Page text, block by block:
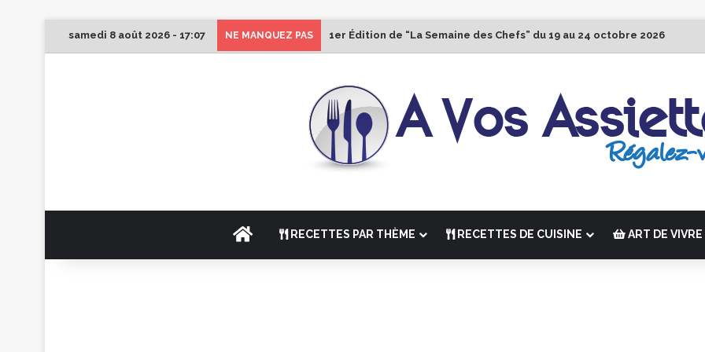
samedi 8 août 2026 - 17:07 NE MANQUEZ PAS 1er Édition de “La Semaine des Chefs” du 19 au 24 octobre 2026
ACCUEILRECETTES PAR THÈME RECETTES DE CUISINE ART DE VIVRE